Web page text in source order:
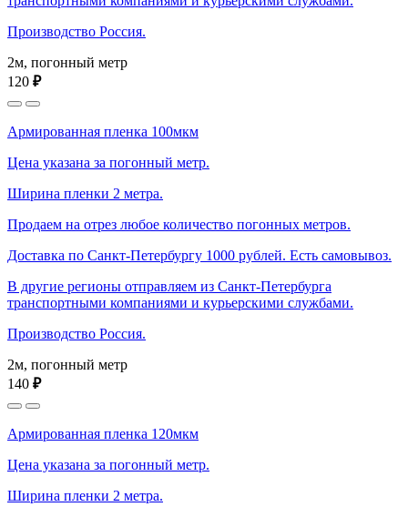
Производство Россия.
2м, погонный метр
120 ₽
Армированная пленка 100мкм
Цена указана за погонный метр.
Ширина пленки 2 метра.
Продаем на отрез любое количество погонных метров.
Доставка по Санкт-Петербургу 1000 рублей. Есть самовывоз.
В другие регионы отправляем из Санкт-Петербурга
транспортными компаниями и курьерскими службами.
Производство Россия.
2м, погонный метр
140 ₽
Армированная пленка 120мкм
Цена указана за погонный метр.
Ширина пленки 2 метра.